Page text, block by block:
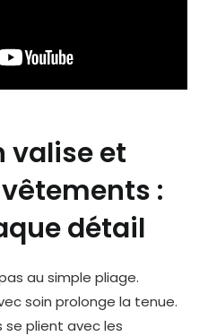
valise et
:
détail
au simple pliage.
soin prolonge la tenue.
se plient avec les